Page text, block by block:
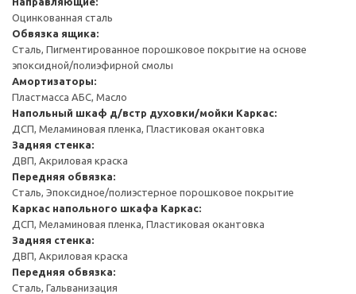
Оцинкованная сталь
Обвязка ящика:
Сталь, Пигментированное порошковое покрытие на основе
эпоксидной/полиэфирной смолы
Амортизаторы:
Пластмасса АБС, Масло
Напольный шкаф д/встр духовки/мойки Каркас:
ДСП, Меламиновая пленка, Пластиковая окантовка
Задняя стенка:
ДВП, Акриловая краска
Передняя обвязка:
Сталь, Эпоксидное/полиэстерное порошковое покрытие
Каркас напольного шкафа Каркас:
ДСП, Меламиновая пленка, Пластиковая окантовка
Задняя стенка:
ДВП, Акриловая краска
Передняя обвязка:
Сталь, Гальванизация